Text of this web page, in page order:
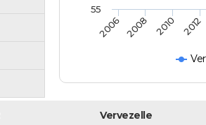
2006 2008 2010 2012
55
Vervezelle